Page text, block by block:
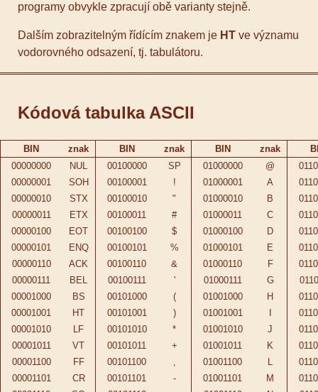
programy obvykle zpracují obě varianty stejně.
Dalším zobrazitelným řídícím znakem je HT ve významu
vodorovného odsazení, tj. tabulátoru.
Kódová tabulka ASCII
BIN znak BIN znak BIN znak
00000000
NUL 00100000 SP 01000000 @
00000001
SOH 00100001 ! 01000001 A
00000010
STX 00100010 " 01000010 B
00000011
ETX 00100011 # 01000011 C
00000100
EOT 00100100 $ 01000100 D
00000101
ENQ 00100101 % 01000101 E
00000110
ACK 00100110 & 01000110 F
00000111
BEL 00100111 ' 01000111 G
00001000
BS 00101000 ( 01001000 H
00001001
HT 00101001 ) 01001001
00001010
LF 00101010 * 01001010 J
00001011
VT 00101011 + 01001011 K
00001100
FF 00101100 , 01001100 L
00001101
CR 00101101 - 01001101 M